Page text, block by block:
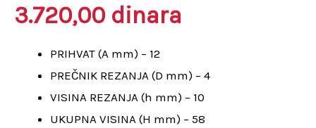
3.720,00 dinara
PRIHVAT (A mm) – 12
PREČNIK REZANJA (D mm) – 4
VISINA REZANJA (h mm) – 10
UKUPNA VISINA (H mm) – 58
mm,